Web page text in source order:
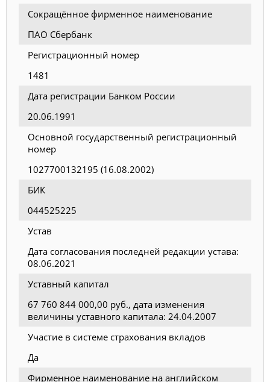
Сокращённое фирменное наименование
ПАО Сбербанк
Регистрационный номер
1481
Дата регистрации Банком России
20.06.1991
Основной государственный регистрационный
номер
1027700132195 (16.08.2002)
БИК
044525225
Устав
Дата согласования последней редакции устава:
08.06.2021
Уставный капитал
67 760 844 000,00 руб., дата изменения
величины уставного капитала: 24.04.2007
Участие в системе страхования вкладов
Да
Фирменное наименование на английском